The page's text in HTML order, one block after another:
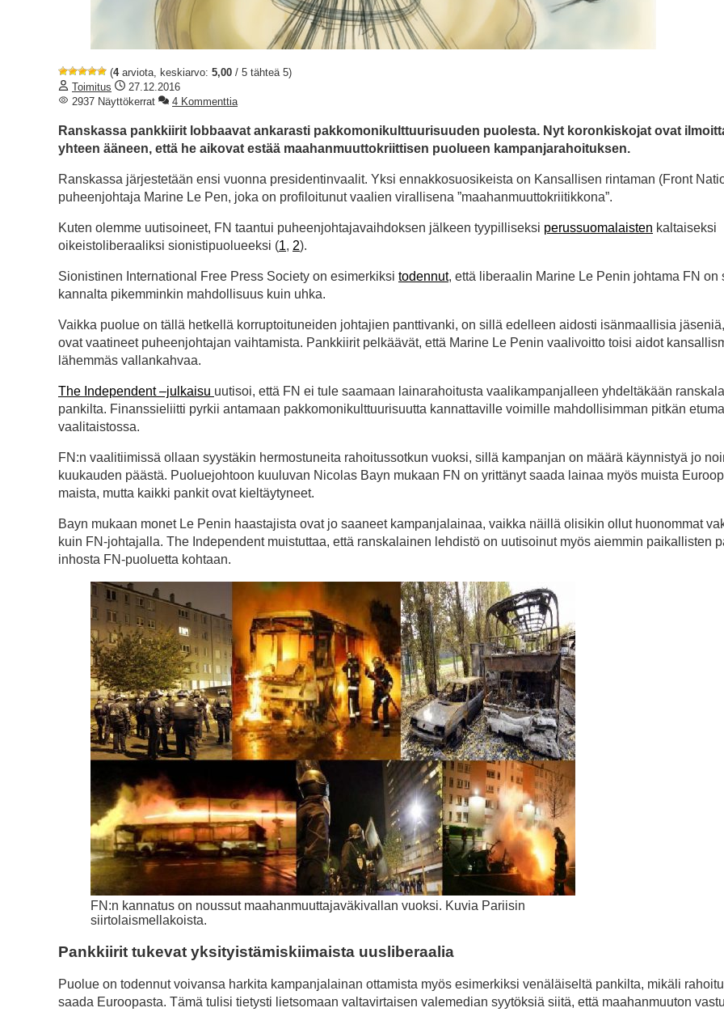
(4arviota, keskiarvo: 5,00 / 5 tähteä 5)
Toimitus
27.12.2016
2937 Näyttökerrat
4 Kommenttia
Ranskassa pankkiirit lobbaavat ankarasti pakkomonikulttuurisuuden puolesta. Nyt koronkiskojat ovat
yhteen ääneen, että he aikovat estää maahanmuuttokriittisen puolueen kampanjarahoituksen.
Ranskassa järjestetään ensi vuonna presidentinvaalit. Yksi ennakkosuosikeista on Kansallisen rintaman (Front
puheenjohtaja Marine Le Pen, joka on profiloitunut vaalien virallisena ”maahanmuuttokriitikkona”.
Kuten olemme uutisoineet, FN taantui puheenjohtajavaihdoksen jälkeen tyypilliseksi perussuomalaisten kaltaiseksi
oikeistoliberaaliksi sionistipuolueeksi (1, 2).
Sionistinen International Free Press Society on esimerkiksi todennut, että liberaalin Marine Le Penin johtama FN on
kannalta pikemminkin mahdollisuus kuin uhka.
Vaikka puolue on tällä hetkellä korruptoituneiden johtajien panttivanki, on sillä edelleen aidosti isänmaallisia
ovat vaatineet puheenjohtajan vaihtamista. Pankkiirit pelkäävät, että Marine Le Penin vaalivoitto toisi aidot
lähemmäs vallankahvaa.
The Independent –julkaisu uutisoi, että FN ei tule saamaan lainarahoitusta vaalikampanjalleen yhdeltäkään
pankilta. Finanssieliitti pyrkii antamaan pakkomonikulttuurisuutta kannattaville voimille mahdollisimman pitkän
vaalitaistossa.
FN:n vaalitiimissä ollaan syystäkin hermostuneita rahoitussotkun vuoksi, sillä kampanjan on määrä käynnistyä jo
kuukauden päästä. Puoluejohtoon kuuluvan Nicolas Bayn mukaan FN on yrittänyt saada lainaa myös muista
maista, mutta kaikki pankit ovat kieltäytyneet.
Bayn mukaan monet Le Penin haastajista ovat jo saaneet kampanjalainaa, vaikka näillä olisikin ollut huonommat
kuin FN-johtajalla. The Independent muistuttaa, että ranskalainen lehdistö on uutisoinut myös aiemmin paikallisten
inhosta FN-puoluetta kohtaan.
FN:n kannatus on noussut maahanmuuttajaväkivallan vuoksi. Kuvia Pariisin
siirtolaismellakoista.
Pankkiirit tukevat yksityistämiskiimaista uusliberaalia
Puolue on todennut voivansa harkita kampanjalainan ottamista myös esimerkiksi venäläiseltä pankilta, mikäli
saada Euroopasta. Tämä tulisi tietysti lietsomaan valtavirtaisen valemedian syytöksiä siitä, että maahanmuuton